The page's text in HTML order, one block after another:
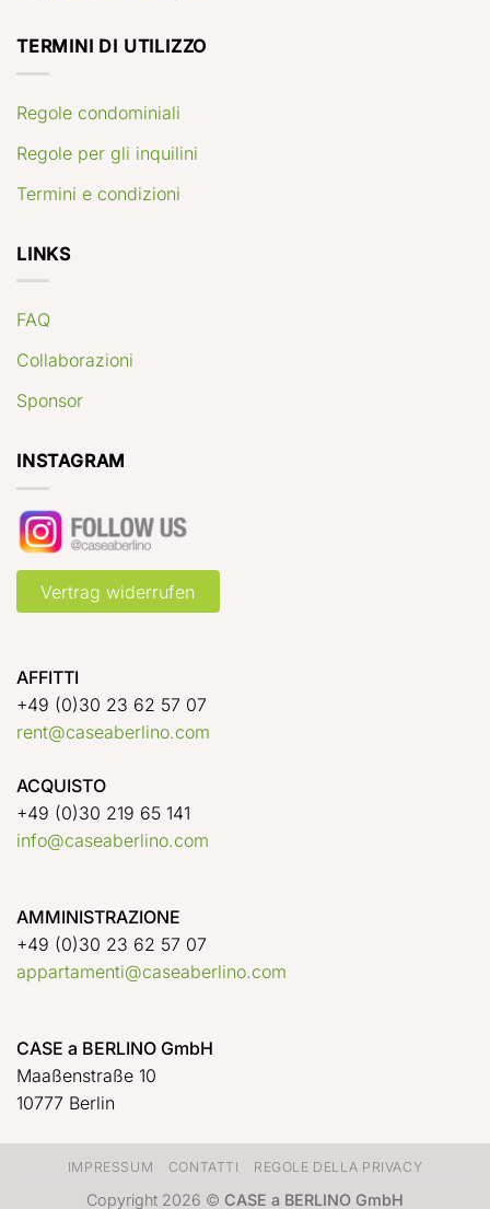
TERMINI DI UTILIZZO
Regole condominiali
Regole per gli inquilini
Termini e condizioni
LINKS
FAQ
Collaborazioni
Sponsor
INSTAGRAM
Vertrag widerrufen
AFFITTI
+49 (0)30 23 62 57 07
rent@caseaberlino.com
ACQUISTO
+49 (0)30 219 65 141
info@caseaberlino.com
AMMINISTRAZIONE
+49 (0)30 23 62 57 07
appartamenti@caseaberlino.com
CASE a BERLINO GmbH
Maaßenstraße 10
10777 Berlin
IMPRESSUM CONTATTI REGOLE DELLA PRIVACY
Copyright 2026 © CASE a BERLINO GmbH